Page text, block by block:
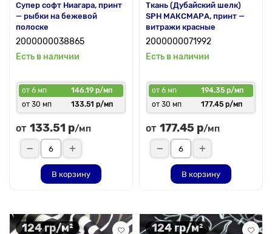
Супер софт Ниагара, принт
— рыбки на бежевой
полоске
2000000038865
Есть в наличии
от 6 мп
146.19 р/мп
от 30 мп
133.51 р/мп
от 133.51 р/мп
В корзину
Ткань (Дубайский шелк)
SPH МАКСМАРА, принт —
витражи красные
2000000071992
Есть в наличии
от 6 мп
194.35 р/мп
от 30 мп
177.45 р/мп
от 177.45 р/мп
В корзину
124 гр/м² 124 гр/м²